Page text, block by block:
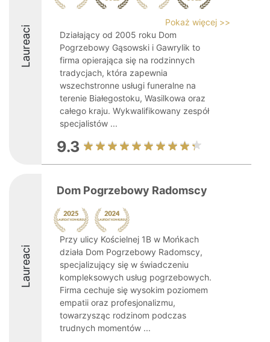
Laureaci
Pokaż więcej >>
Działający od 2005 roku Dom
Pogrzebowy Gąsowski i Gawrylik to
firma opierająca się na rodzinnych
tradycjach, która zapewnia
wszechstronne usługi funeralne na
terenie Białegostoku, Wasilkowa oraz
całego kraju. Wykwalifikowany zespół
specjalistów ...
9.3
Laureaci
Dom Pogrzebowy Radomscy
Przy ulicy Kościelnej 1B w Mońkach
działa Dom Pogrzebowy Radomscy,
specjalizujący się w świadczeniu
kompleksowych usług pogrzebowych.
Firma cechuje się wysokim poziomem
empatii oraz profesjonalizmu,
towarzysząc rodzinom podczas
trudnych momentów ...